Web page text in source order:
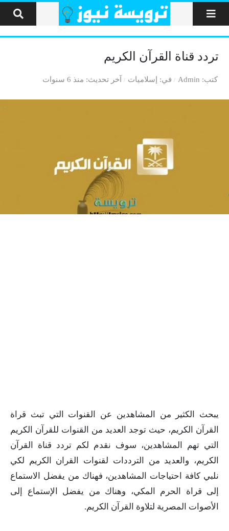
التخطي إلى المحتوى
تردد قناة القرآن الكريم
كتب Admin في إسلاميات آخر تحديث منذ 6 سنوات
يبحث الكثير من المشاهدين عن القنوات التي تبث قراة
القرآن الكريم، حيث توجد العديد من القنوات للقرآن الكريم
التي تهم المشاهدين، سوف نقدم لكم تردد قناة القرآن
الكريم، والعديد من الترددات لقنوات القران الكريم لكي
نلبي كافة احتياجات المشاهدين، فهناك من يفضل الاستماع
إلى قراة الحرم المكي، وهناك من يفضل الإستماع إلى
الأصوات المصرية لتلاوة القرآن الكريم.